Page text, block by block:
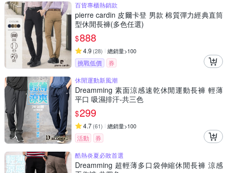
百貨專櫃熱銷款
pierre cardin 皮爾卡登 男款 棉質彈力經典直筒
型休閒長褲(多色任選)
$888
4.9 (28) 總銷量>100
挑戰低價
券
休閒運動新風潮
Dreamming 素面涼感速乾休閒運動長褲 輕薄
平口 吸濕排汗-共三色
$299
4.7(61) 總銷量>100
活動
券
酷熱炎夏必敗首選
Dreamming 超輕薄多口袋伸縮休閒長褲 涼感